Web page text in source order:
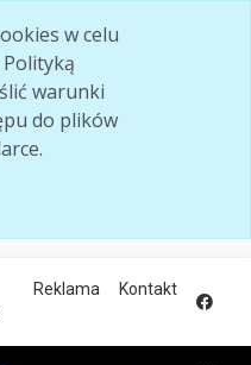
w celu
warunki
do plików
Reklama Kontakt